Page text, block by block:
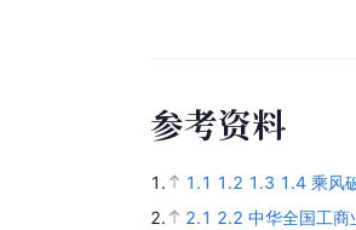
参考资料
1. 1.1 1.2 1.3 1.4 乘风
2.
2.1 2.2 中华全国工商